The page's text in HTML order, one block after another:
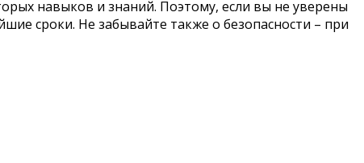
навыков и знаний. Поэтому, если вы не уверены
сроки. Не забывайте также о безопасности – при